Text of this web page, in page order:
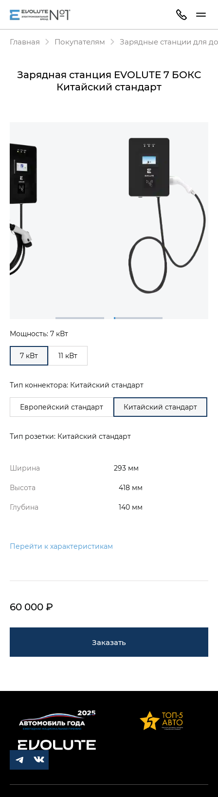
Главная Покупателям Зарядные станции для
Зарядная станция EVOLUTE 7 БОКС
Китайский стандарт
Мощность: 7 кВт
7 кВт 11 кВт
Тип коннектора: Китайский стандарт
Европейский стандарт Китайский стандарт
Тип розетки: Китайский стандарт
Ширина 293 мм
Высота 418 мм
Глубина 140 мм
Перейти к характеристикам
60 000 ₽
Заказать